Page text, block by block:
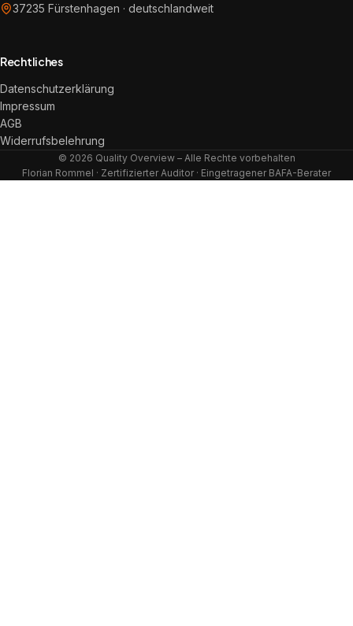
37235 Fürstenhagen · deutschlandweit
Rechtliches
Datenschutzerklärung
Impressum
AGB
Widerrufsbelehrung
© 2026 Quality Overview – Alle Rechte vorbehalten
Florian Rommel · Zertifizierter Auditor · Eingetragener BAFA-Berater